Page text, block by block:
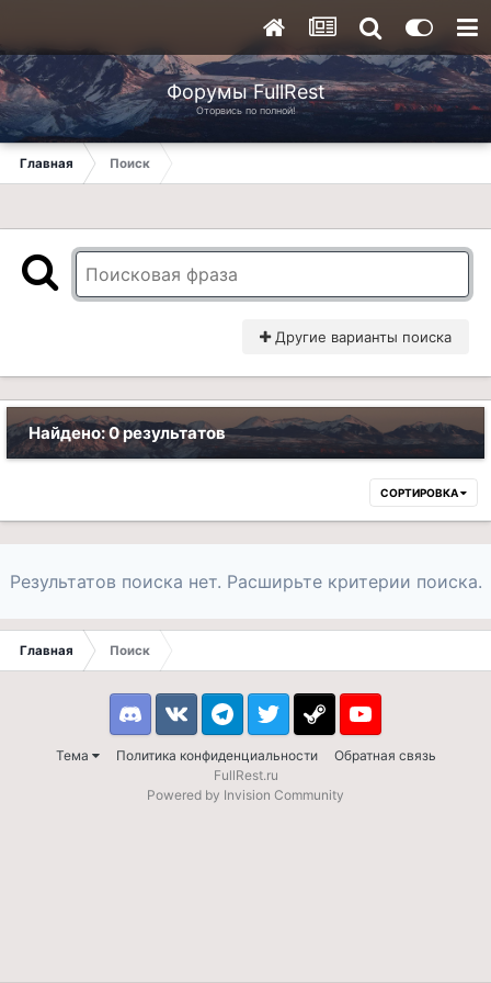
Форумы FullRest
Оторвись по полной!
Главная Поиск
Другие варианты поиска
Найдено: 0 результатов
СОРТИРОВКА
Результатов поиска нет. Расширьте критерии поиска.
Главная Поиск
Тема Политика конфиденциальности Обратная связь
DiscordVK TelegramTwitter Steam Youtube
FullRest.ru
Powered by Invision Community